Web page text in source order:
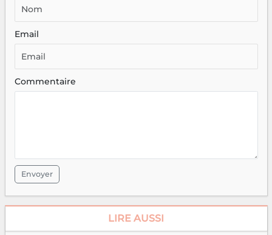
Email
Commentaire
Envoyer
LIRE AUSSI